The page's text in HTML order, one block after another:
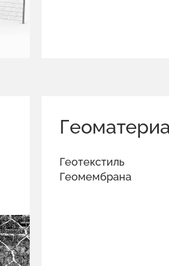
Геотекстиль
Геомембрана